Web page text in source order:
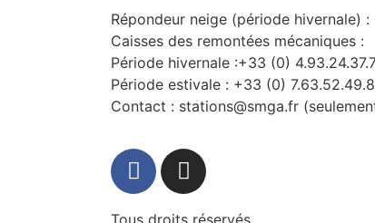
Répondeur neige (période hivernale)
Caisses des remontées mécaniques :
Période hivernale :+33 (0)
Période estivale : +33 (0)
Contact : stations@smga.fr
Tous droits réservés